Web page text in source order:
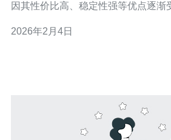
因其性价比高、稳定性强等优点逐渐
用户的真实反馈，帮助您寻找最佳、
2026年2月4日